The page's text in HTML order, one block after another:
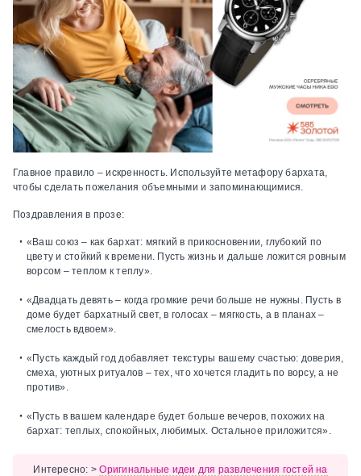
Главное правило – искренность. Используйте метафору бархата,
чтобы сделать пожелания объемными и запоминающимися.
Поздравления в прозе:
«Ваш союз – как бархат: мягкий в прикосновении, глубокий по
цвету и стойкий к времени. Пусть жизнь и дальше ложится ровным
ворсом – теплом к теплу».
«Двадцать девять – когда громкие речи больше не нужны. Пусть в
доме будет бархатный свет, в голосах – мягкость, а в планах –
смелость вдвоем».
«Пусть каждый год добавляет текстуры вашему счастью: доверия,
смеха, уютных ритуалов – тех, что хочется гладить по ворсу, а не
против».
«Пусть в вашем календаре будет больше вечеров, похожих на
бархат: теплых, спокойных, любимых. Остальное приложится».
Интересно: >Оригинальные идеи для развлечения гостей на